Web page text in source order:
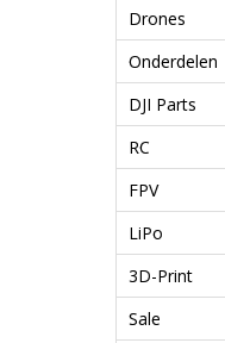
Drones
Onderdelen
DJI Parts
RC
FPV
LiPo
3D-Print
Sale